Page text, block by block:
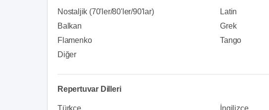
Nostaljik (70'ler/80'ler/90'lar)
Latin
Balkan
Grek
Flamenko
Tango
Diğer
Repertuvar Dilleri
Türkçe
İngilizce